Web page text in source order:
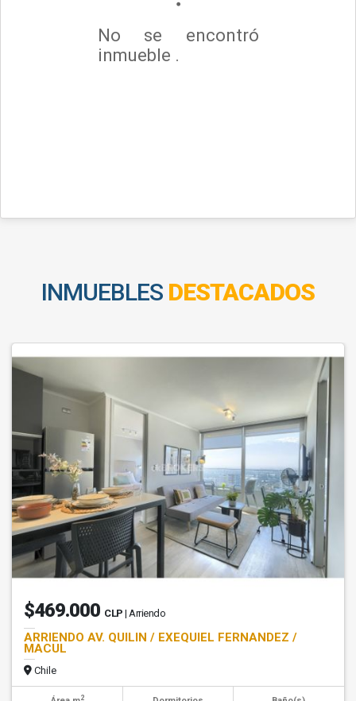
No se encontró
inmueble .
INMUEBLES DESTACADOS
$469.000 CLP | Arriendo
ARRIENDO AV. QUILIN / EXEQUIEL FERNANDEZ /
MACUL
Chile
2